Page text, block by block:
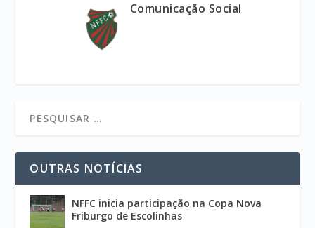
Comunicação Social
OUTRAS NOTÍCIAS
NFFC inicia participação na Copa Nova
Friburgo de Escolinhas